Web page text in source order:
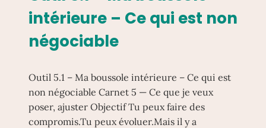
CE
QUE
J’AI
ENVIE
DE
intérieure – Ce qui est non
négociable
Outil 5.1 – Ma boussole intérieure – Ce qui est
non négociable Carnet 5 — Ce que je veux
poser, ajuster Objectif Tu peux faire des
compromis.Tu peux évoluer.Mais il y a